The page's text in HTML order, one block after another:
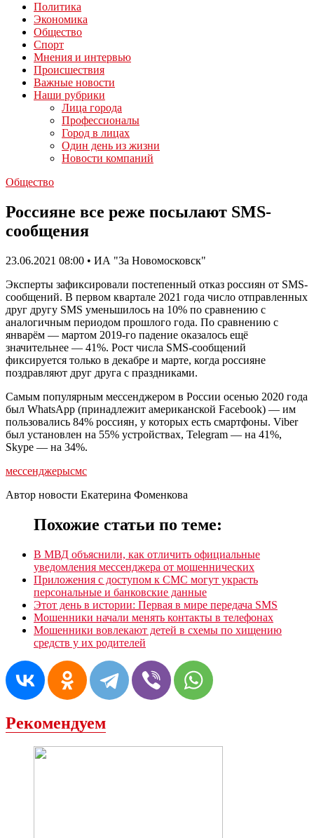
Политика
Экономика
Общество
Спорт
Мнения и интервью
Происшествия
Важные новости
Наши рубрики
Лица города
Профессионалы
Город в лицах
Один день из жизни
Новости компаний
Общество
Россияне все реже посылают SMS-
сообщения
23.06.2021 08:00 • ИА "За Новомосковск"
Эксперты зафиксировали постепенный отказ россиян от SMS-
сообщений. В первом квартале 2021 года число отправленных
друг другу SMS уменьшилось на 10% по сравнению с
аналогичным периодом прошлого года. По сравнению с
январём — мартом 2019-го падение оказалось ещё
значительнее — 41%. Рост числа SMS-сообщений
фиксируется только в декабре и марте, когда россияне
поздравляют друг друга с праздниками.
Самым популярным мессенджером в России осенью 2020 года
был WhatsApp (принадлежит американской Facebook) — им
пользовались 84% россиян, у которых есть смартфоны. Viber
был установлен на 55% устройствах, Telegram — на 41%,
Skype — на 34%.
мессенджерысмс
Автор новости Екатерина Фоменкова
Похожие статьи по теме:
В МВД объяснили, как отличить официальные
уведомления мессенджера от мошеннических
Приложения с доступом к СМС могут украсть
персональные и банковские данные
Этот день в истории: Первая в мире передача SMS
Мошенники начали менять контакты в телефонах
Мошенники вовлекают детей в схемы по хищению
средств у их родителей
Рекомендуем